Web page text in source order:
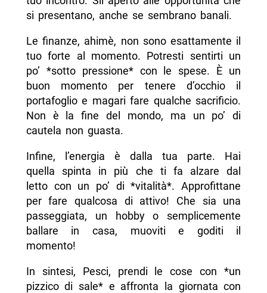
si presentano, anche se sembrano banali.
Le finanze, ahimè, non sono esattamente il
tuo forte al momento. Potresti sentirti un
po’ *sotto pressione* con le spese. È un
buon momento per tenere d’occhio il
portafoglio e magari fare qualche sacrificio.
Non è la fine del mondo, ma un po’ di
cautela non guasta.
Infine, l’energia è dalla tua parte. Hai
quella spinta in più che ti fa alzare dal
letto con un po’ di *vitalità*. Approfittane
per fare qualcosa di attivo! Che sia una
passeggiata, un hobby o semplicemente
ballare in casa, muoviti e goditi il
momento!
In sintesi, Pesci, prendi le cose con *un
pizzico di sale* e affronta la giornata con